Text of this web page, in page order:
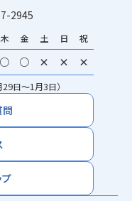
2945
木 金 土 日 祝
○ ○ × × ×
29日～1月3日）
問
プ